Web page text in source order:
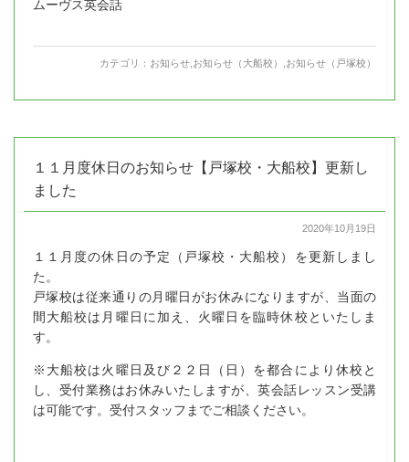
ムーヴス英会話
カテゴリ： お知らせ お知らせ（大船校） お知らせ（戸塚校）
１１月度休日のお知らせ【戸塚校・大船校】更新し
ました
2020年10月19日
１１月度の休日の予定（戸塚校・大船校）を更新しまし
た。
戸塚校は従来通りの月曜日がお休みになりますが、当面の
間大船校は月曜日に加え、火曜日を臨時休校といたしま
す。
※大船校は火曜日及び２２日（日）を都合により休校と
し、受付業務はお休みいたしますが、英会話レッスン受講
は可能です。受付スタッフまでご相談ください。